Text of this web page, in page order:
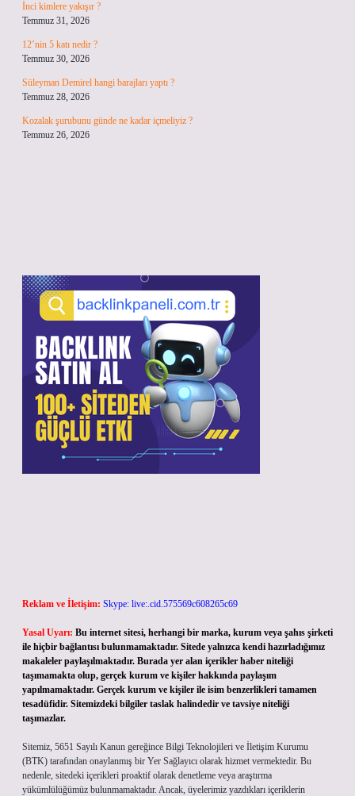
İnci kimlere yakışır ?
Temmuz 31, 2026
12’nin 5 katı nedir ?
Temmuz 30, 2026
Süleyman Demirel hangi barajları yaptı ?
Temmuz 28, 2026
Kozalak şurubunu günde ne kadar içmeliyiz ?
Temmuz 26, 2026
Reklam ve İletişim: Skype: live:.cid.575569c608265c69
Yasal Uyarı: Bu internet sitesi, herhangi bir marka, kurum veya şahıs şirketi
ile hiçbir bağlantısı bulunmamaktadır. Sitede yalnızca kendi hazırladığımız
makaleler paylaşılmaktadır. Burada yer alan içerikler haber niteliği
taşımamakta olup, gerçek kurum ve kişiler hakkında paylaşım
yapılmamaktadır. Gerçek kurum ve kişiler ile isim benzerlikleri tamamen
tesadüfidir. Sitemizdeki bilgiler taslak halindedir ve tavsiye niteliği
taşımazlar.
Sitemiz, 5651 Sayılı Kanun gereğince Bilgi Teknolojileri ve İletişim Kurumu
(BTK) tarafından onaylanmış bir Yer Sağlayıcı olarak hizmet vermektedir. Bu
nedenle, sitedeki içerikleri proaktif olarak denetleme veya araştırma
yükümlülüğümüz bulunmamaktadır. Ancak, üyelerimiz yazdıkları içeriklerin